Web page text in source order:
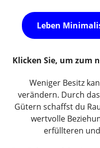
Leben
Klicken Sie, um zum
Weniger Besitz
verändern. Durch
Gütern schaffst du
wertvolle
erfüllteren